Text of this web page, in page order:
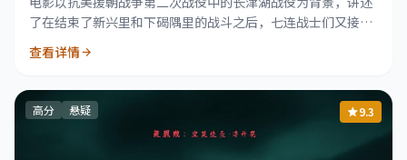
了在结束了新兴里和下碣隅里的战斗之后，七连战士们又接到
了更艰巨的任务的故事。
查看详情
高分 悬疑 9.3